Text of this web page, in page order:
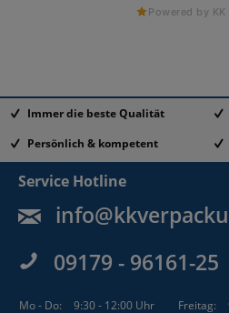
Powered by KK
Immer die beste Qualität
Persönlich & kompetent
Service Hotline
09179 - 96161-25
Mo - Do: 9:30 - 12:00 Uhr Freitag: